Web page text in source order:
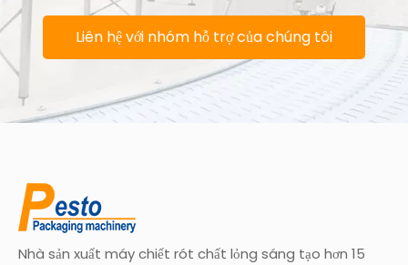
Liên hệ với nhóm hỗ trợ của chúng tôi
Nhà sản xuất máy chiết rót chất lỏng sáng tạo hơn 15